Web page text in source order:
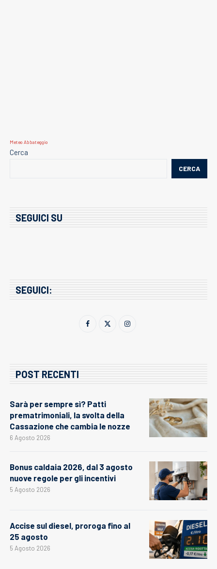
Meteo Abbateggio
Cerca
CERCA
SEGUICI SU
SEGUICI:
POST RECENTI
Sarà per sempre sì? Patti
prematrimoniali, la svolta della
Cassazione che cambia le nozze
6 Agosto 2026
Bonus caldaia 2026, dal 3 agosto
nuove regole per gli incentivi
5 Agosto 2026
Accise sul diesel, proroga fino al
25 agosto
5 Agosto 2026